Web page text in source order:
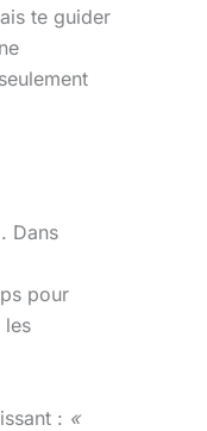
te guider
Dans
pour
les
: «